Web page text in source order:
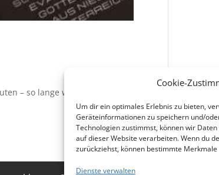
Cookie-
Um dir ein optimales Erlebnis zu bieten,
Geräteinformationen zu speichern und/
Technologien zustimmst, können wir
auf dieser Website verarbeiten. Wenn du
zurückziehst, können bestimmte
Dienste verwalten
– so lange wie der